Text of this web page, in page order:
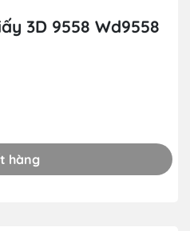
3D 9558 Wd9558
hàng